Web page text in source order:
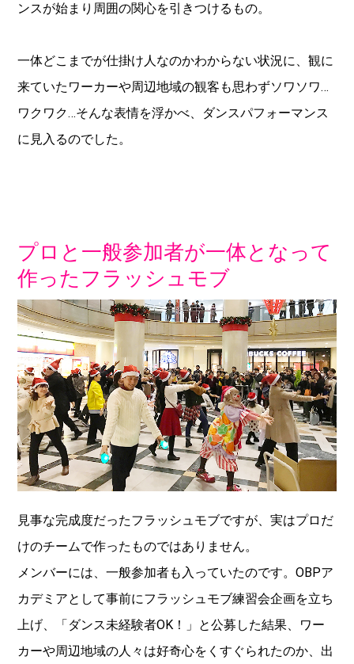
ンスが始まり周囲の関心を引きつけるもの。
一体どこまでが仕掛け人なのかわからない状況に、観に
来ていたワーカーや周辺地域の観客も思わずソワソワ…
ワクワク…そんな表情を浮かべ、ダンスパフォーマンス
に見入るのでした。
プロと一般参加者が一体となって
作ったフラッシュモブ
見事な完成度だったフラッシュモブですが、実はプロだ
けのチームで作ったものではありません。
メンバーには、一般参加者も入っていたのです。OBPア
カデミアとして事前にフラッシュモブ練習会企画を立ち
上げ、「ダンス未経験者OK！」と公募した結果、ワー
カーや周辺地域の人々は好奇心をくすぐられたのか、出